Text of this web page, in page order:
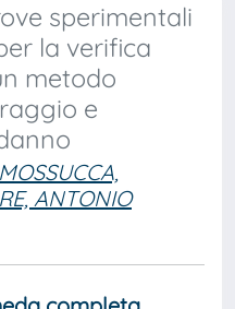
sperimentali
la verifica
metodo
e
MOSSUCCA,
ANTONIO